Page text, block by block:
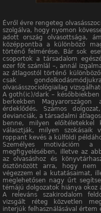
Évről évre rengeteg
szolgálva, hogy nyomon
adott ország olvasottsága,
középpontba a különböző
történő felmérése. Bár sok
csoportok a társadalom
ezer főt számlál –, annál
az átlagostól történő
csak
olvasásszociológiailag
A goth(ic)/dark –
berkekben
érdeklődés. Számos
devianciák, a társadalmi
benne, milyen előítéletekkel
választják, milyen
roppant kevés a külföldi
Személyes motivációm
megfigyelésében, illetve az
az olvasáshoz és
ösztönözött arra, hogy nem
végezzem el a kutatásaimat,
meglehetősen nagy űrt
témájú dolgozatok hiánya okoz
A releváns szakirodalom
vizsgált réteg közvetlen
interjúk felhasználásával értem